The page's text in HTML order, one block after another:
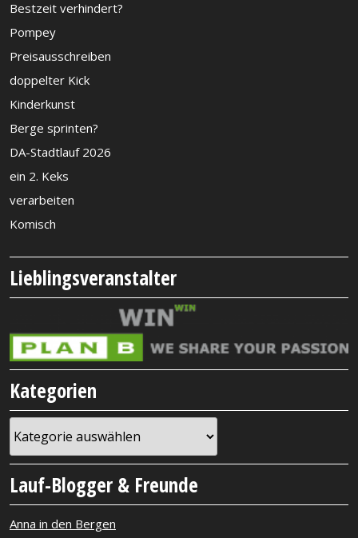
Bestzeit verhindert?
Pompey
Preisausschreiben
doppelter Kick
Kinderkunst
Berge sprinten?
DA-Stadtlauf 2026
ein 2. Keks
verarbeiten
Komisch
Lieblingsveranstalter
Kategorien
Lauf-Blogger & Freunde
Anna in den Bergen